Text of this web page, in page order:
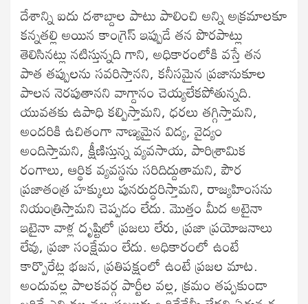
దేశాన్ని ఐదు దశాబ్దాల పాటు పాలించి అన్ని అక్రమాలకూ
కన్నతల్లి అయిన కాంగ్రెస్‌ ఇప్పుడే తన పొరపాట్లు
తెలిసినట్లు నటిస్తున్నది గాని, అధికారంలోకి వస్తే తన
పాత తప్పులను సవరిస్తానని, కనీసమైన ప్రజానుకూల
పాలన నెరపుతానని వాగ్దానం చెయ్యలేకపోతున్నది.
యువతకు ఉపాధి కల్పిస్తామని, ధరలు తగ్గిస్తామని,
అందరికి ఉచితంగా నాణ్యమైన విద్య, వైద్యం
అందిస్తామని, క్షీణిస్తున్న వ్యవసాయ, పారిశ్రామిక
రంగాలు, ఆర్థిక వ్యవస్థను సరిదిద్దుతామని, పౌర
ప్రజాతంత్ర హక్కులు పునరుద్ధరిస్తామని, రాజ్యహింసను
నియంత్రిస్తామని చెప్పడం లేదు. మొత్తం మీద అటైనా
ఇటైనా వాళ్ల దృష్టిలో ప్రజలు లేరు, ప్రజా ప్రయోజనాలు
లేవు, ప్రజా సంక్షేమం లేదు. అధికారంలో ఉంటే
కార్పొరేట్ల భజన, ప్రతిపక్షంలో ఉంటే ప్రజల మాట.
అందువల్ల పాలకవర్గ పార్టీల వల్ల, క్రమం తప్పకుండా